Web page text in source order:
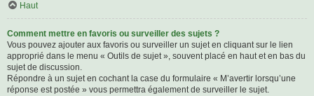
Haut
Comment mettre en favoris ou surveiller des sujets ?
Vous pouvez ajouter aux favoris ou surveiller un sujet en cliquant sur le lien
approprié dans le menu « Outils de sujet », souvent placé en haut et en bas du
sujet de discussion.
Répondre à un sujet en cochant la case du formulaire « M’avertir lorsqu’une
réponse est postée » vous permettra également de surveiller le sujet.